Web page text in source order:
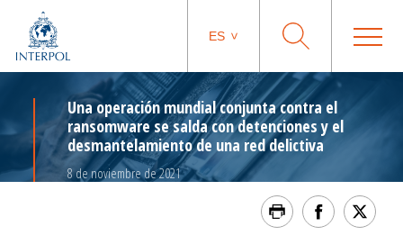
ES
Una operación mundial conjunta contra el
ransomware se salda con detenciones y el
desmantelamiento de una red delictiva
8 de noviembre de 2021